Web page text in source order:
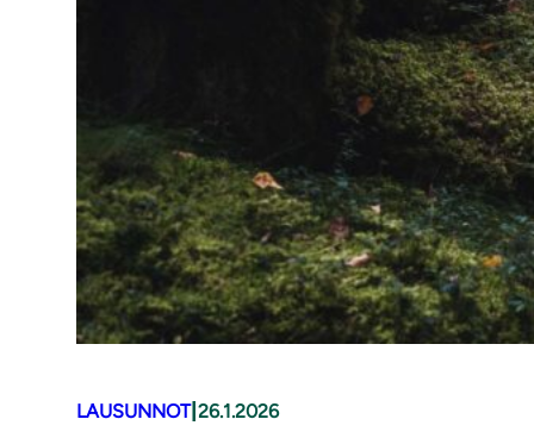
LAUSUNNOT| 26.1.2026